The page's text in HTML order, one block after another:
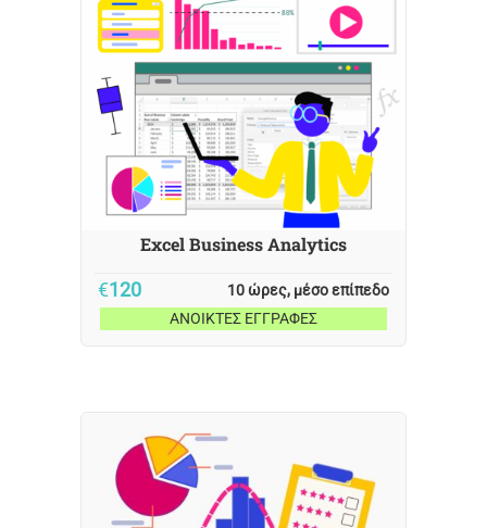
Live ατομική υποστήριξη
Hands on project με πραγματικά
δεδομένα
Δυνατότητα Πιστοποίησης
Globalcert
Excel Business Analytics
€120
10 ώρες, μέσο επίπεδο
ΑΝΟΙΚΤΕΣ ΕΓΓΡΑΦΕΣ